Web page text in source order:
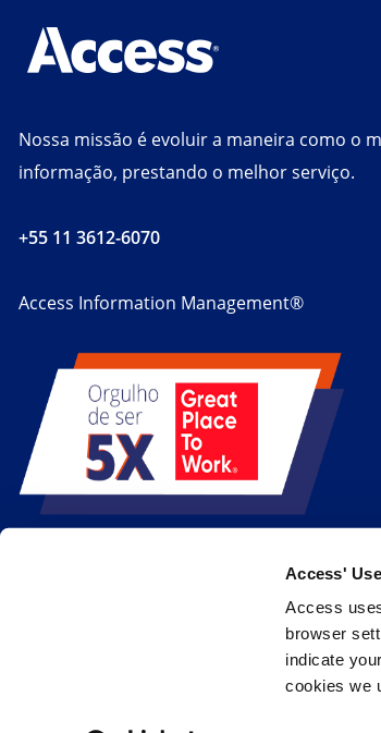
Access'
Access
browser
indicate
cookies we
Nossa missão é evoluir a maneira como o
informação, prestando o melhor serviço.
+55 11 3612-6070
Access Information Management®